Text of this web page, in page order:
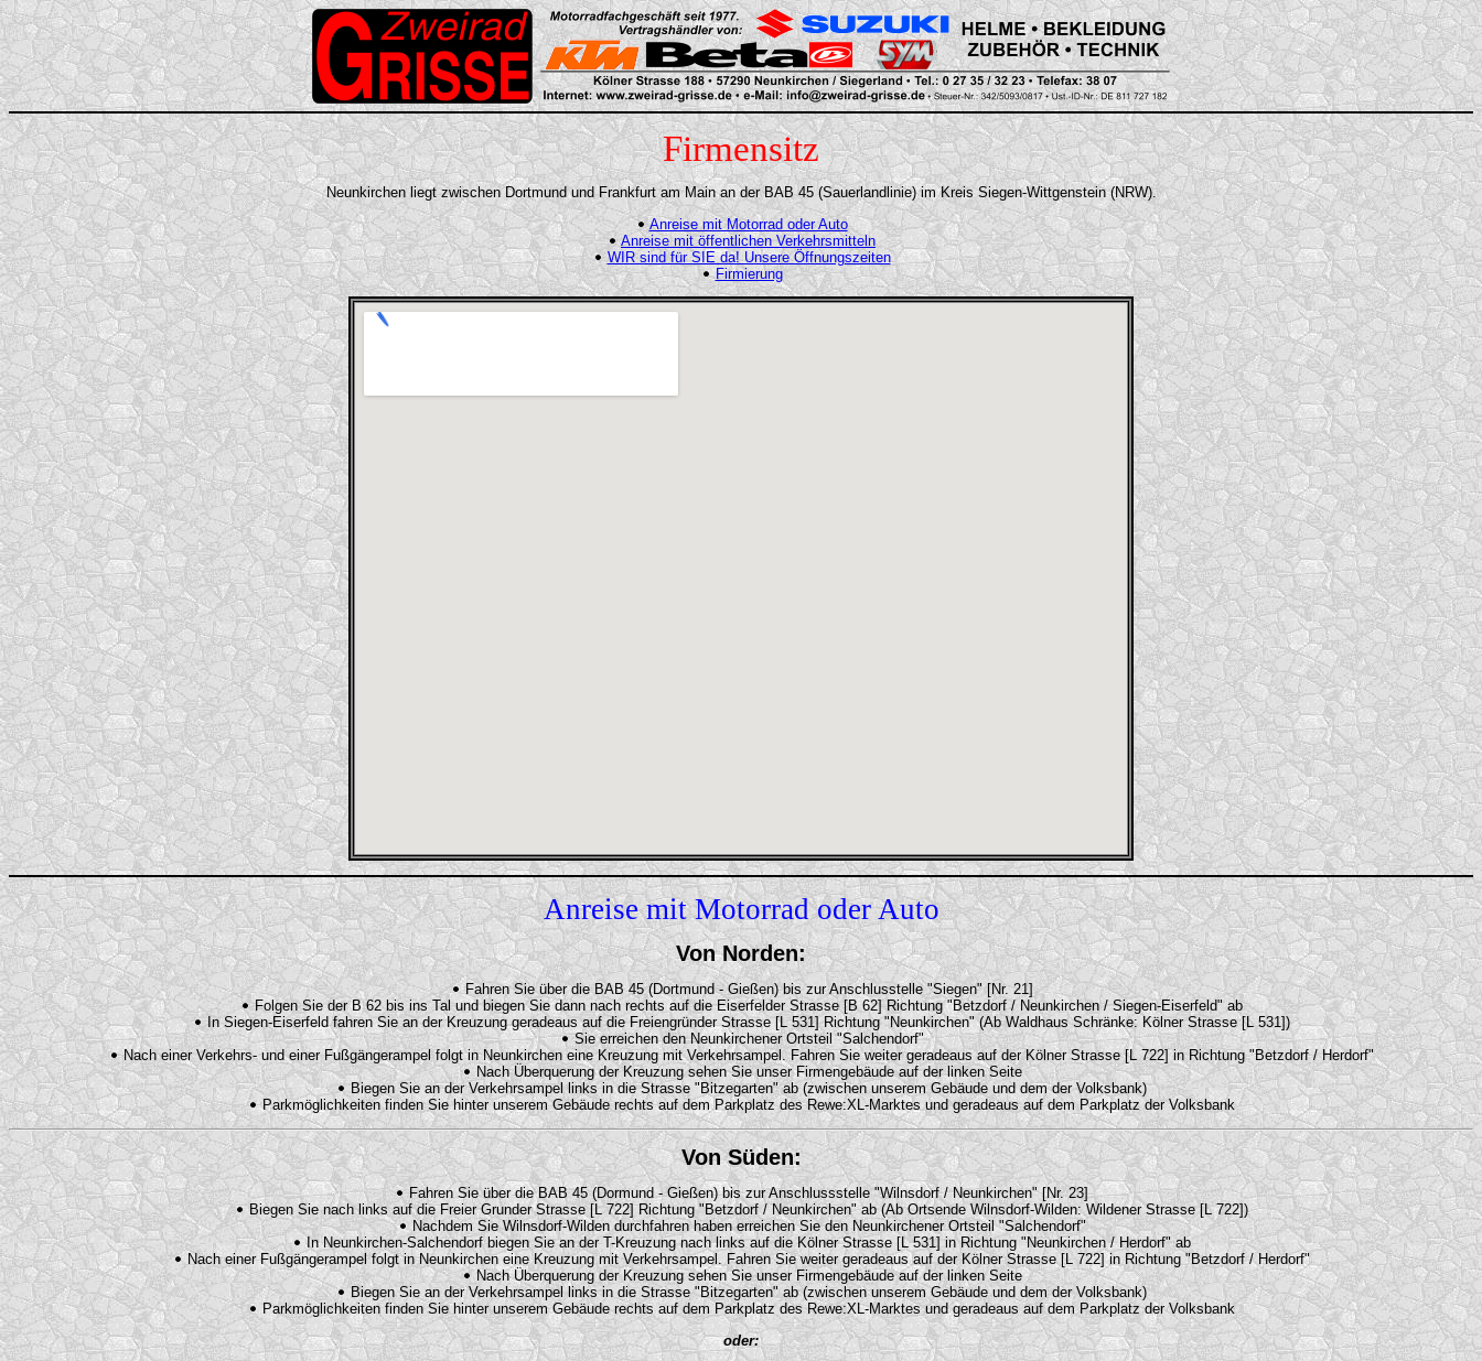
Firmensitz
Neunkirchen liegt zwischen Dortmund und Frankfurt am Main an der BAB 45 (Sauerlandlinie) im Kreis Siegen-Wittgenstein (NRW).
Anreise mit Motorrad oder Auto
Anreise mit öffentlichen Verkehrsmitteln
WIR sind für SIE da! Unsere Öffnungszeiten
Firmierung
Anreise mit Motorrad oder Auto
Von Norden:
Fahren Sie über die BAB 45 (Dortmund - Gießen) bis zur Anschlusstelle "Siegen" [Nr. 21]
Folgen Sie der B 62 bis ins Tal und biegen Sie dann nach rechts auf die Eiserfelder Strasse [B 62] Richtung "Betzdorf / Neunkirchen / Siegen-Eiserfeld" ab
In Siegen-Eiserfeld fahren Sie an der Kreuzung geradeaus auf die Freiengründer Strasse [L 531] Richtung "Neunkirchen" (Ab Waldhaus Schränke: Kölner Strasse [L 531])
Sie erreichen den Neunkirchener Ortsteil "Salchendorf"
Nach einer Verkehrs- und einer Fußgängerampel folgt in Neunkirchen eine Kreuzung mit Verkehrsampel. Fahren Sie weiter geradeaus auf der Kölner Strasse [L 722] in Richtung "Betzdorf / Herdorf"
Nach Überquerung der Kreuzung sehen Sie unser Firmengebäude auf der linken Seite
Biegen Sie an der Verkehrsampel links in die Strasse "Bitzegarten" ab (zwischen unserem Gebäude und dem der Volksbank)
Parkmöglichkeiten finden Sie hinter unserem Gebäude rechts auf dem Parkplatz des Rewe:XL-Marktes und geradeaus auf dem Parkplatz der Volksbank
Von Süden:
Fahren Sie über die BAB 45 (Dormund - Gießen) bis zur Anschlussstelle "Wilnsdorf / Neunkirchen" [Nr. 23]
Biegen Sie nach links auf die Freier Grunder Strasse [L 722] Richtung "Betzdorf / Neunkirchen" ab (Ab Ortsende Wilnsdorf-Wilden: Wildener Strasse [L 722])
Nachdem Sie Wilnsdorf-Wilden durchfahren haben erreichen Sie den Neunkirchener Ortsteil "Salchendorf"
In Neunkirchen-Salchendorf biegen Sie an der T-Kreuzung nach links auf die Kölner Strasse [L 531] in Richtung "Neunkirchen / Herdorf" ab
Nach einer Fußgängerampel folgt in Neunkirchen eine Kreuzung mit Verkehrsampel. Fahren Sie weiter geradeaus auf der Kölner Strasse [L 722] in Richtung "Betzdorf / Herdorf"
Nach Überquerung der Kreuzung sehen Sie unser Firmengebäude auf der linken Seite
Biegen Sie an der Verkehrsampel links in die Strasse "Bitzegarten" ab (zwischen unserem Gebäude und dem der Volksbank)
Parkmöglichkeiten finden Sie hinter unserem Gebäude rechts auf dem Parkplatz des Rewe:XL-Marktes und geradeaus auf dem Parkplatz der Volksbank
oder: